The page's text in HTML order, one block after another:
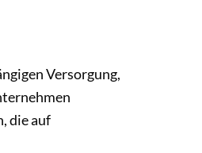
Versorgung,
die auf